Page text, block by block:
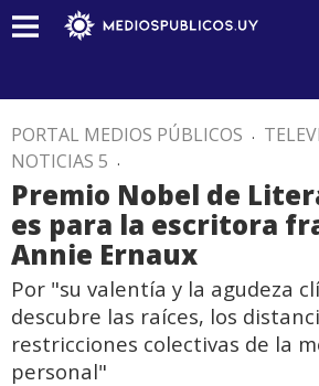
PORTAL MEDIOS PÚBLICOS .
NOTICIAS 5 .
Premio Nobel de
es para la escritora
Annie Ernaux
Por "su valentía y la agudeza
descubre las raíces, los
restricciones colectivas de la
personal"